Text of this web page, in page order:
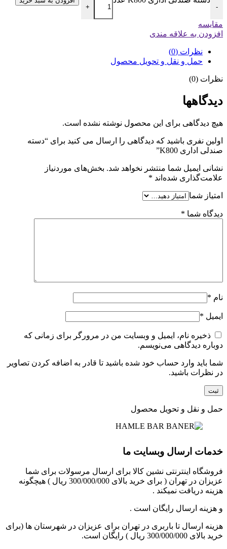
-
+
مقایسه
افزودن به علاقه مندی
نظرات (0)
حمل و نقل و تحویل محصول
نظرات (0)
دیدگاهها
هیچ دیدگاهی برای این محصول نوشته نشده است.
اولین نفری باشید که دیدگاهی را ارسال می کنید برای “دسته
صندلی اداری K800”
نشانی ایمیل شما منتشر نخواهد شد. بخش‌های موردنیاز
علامت‌گذاری شده‌اند *
امتیاز شما
دیدگاه شما *
نام *
ایمیل *
ذخیره نام، ایمیل و وبسایت من در مرورگر برای زمانی که
دوباره دیدگاهی می‌نویسم.
شما باید وارد حساب خود شده باشید تا قادر به اضافه کردن تصاویر
در نظرات باشید.
حمل و نقل و تحویل محصول
خدمات ارسال وبسایت ما
فروشگاه اینترنتی نشین کالا برای ارسال مرسولات برای شما
عزیزان در تهران ( برای خرید بالای 300/000/000 ریال ) هیچگونه
هزینه دریافت نمیکند .
و هزینه ارسال رایگان است .
هزینه ارسال تا باربری در تهران برای عزیزان در شهرستان ها (برای
خرید بالای 300/000/000 ریال ) رایگان است.